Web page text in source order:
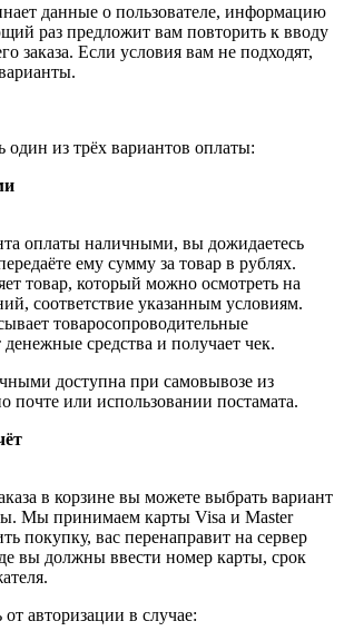
данные о пользователе, информацию
раз предложит вам повторить к вводу
заказа. Если условия вам не подходят,
из трёх вариантов оплаты:
оплаты наличными, вы дожидаетесь
ему сумму за товар в рублях.
товар, который можно осмотреть на
соответствие указанным условиям.
товаросопроводительные
средства и получает чек.
доступна при самовывозе из
почте или использовании постамата.
в корзине вы можете выбрать вариант
Мы принимаем карты Visa и Master
покупку, вас перенаправит на сервер
вы должны ввести номер карты, срок
авторизации в случае: